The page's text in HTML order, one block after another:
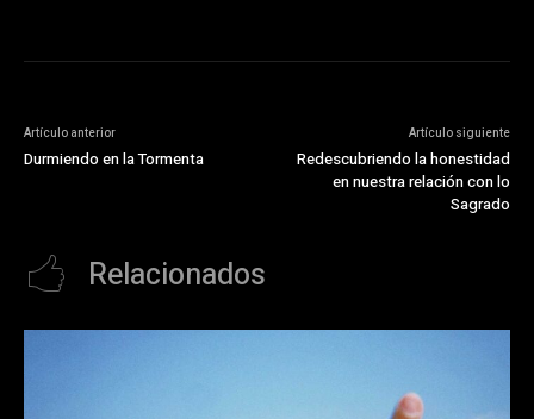
Artículo anterior
Durmiendo en la Tormenta
Artículo siguiente
Redescubriendo la honestidad
en nuestra relación con lo
Sagrado
Relacionados